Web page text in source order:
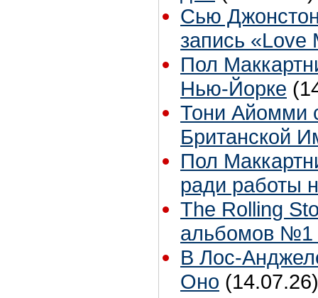
Сью
запись «Love
Пол
Нью-Йорке
Тони Айомми
Британской
Пол
ради работы
The Rolling
альбомов №1
В Лос-
Оно (14.07.26)